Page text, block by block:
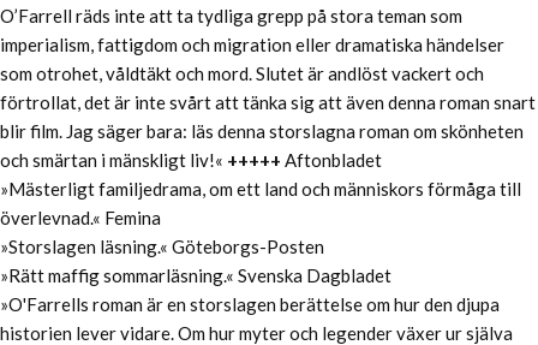
O’Farrell räds inte att ta tydliga grepp på stora teman som
imperialism, fattigdom och migration eller dramatiska händelser
som otrohet, våldtäkt och mord. Slutet är andlöst vackert och
förtrollat, det är inte svårt att tänka sig att även denna roman snart
blir film. Jag säger bara: läs denna storslagna roman om skönheten
och smärtan i mänskligt liv!« +++++ Aftonbladet
»Mästerligt familjedrama, om ett land och människors förmåga till
överlevnad.« Femina
»Storslagen läsning.« Göteborgs-Posten
»Rätt maffig sommarläsning.« Svenska Dagbladet
»O'Farrells roman är en storslagen berättelse om hur den djupa
historien lever vidare. Om hur myter och legender växer ur själva